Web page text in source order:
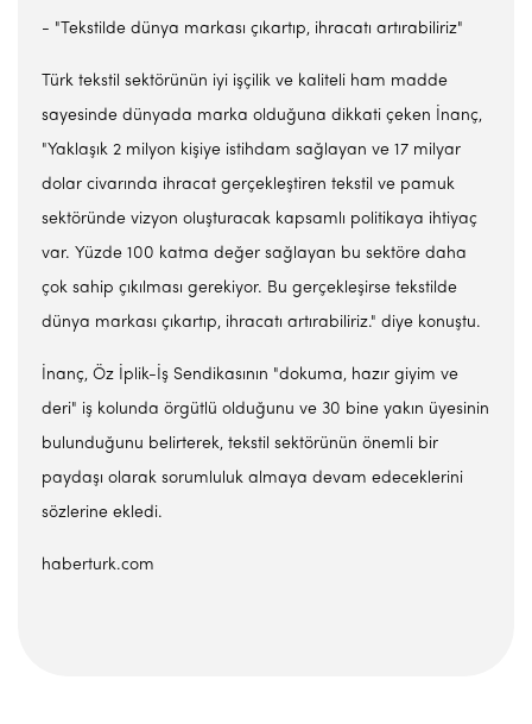
- "Tekstilde dünya markası çıkartıp, ihracatı artırabiliriz"
Türk tekstil sektörünün iyi işçilik ve kaliteli ham madde
sayesinde dünyada marka olduğuna dikkati çeken İnanç,
"Yaklaşık 2 milyon kişiye istihdam sağlayan ve 17 milyar
dolar civarında ihracat gerçekleştiren tekstil ve pamuk
sektöründe vizyon oluşturacak kapsamlı politikaya ihtiyaç
var. Yüzde 100 katma değer sağlayan bu sektöre daha
çok sahip çıkılması gerekiyor. Bu gerçekleşirse tekstilde
dünya markası çıkartıp, ihracatı artırabiliriz." diye konuştu.
İnanç, Öz İplik-İş Sendikasının "dokuma, hazır giyim ve
deri" iş kolunda örgütlü olduğunu ve 30 bine yakın üyesinin
bulunduğunu belirterek, tekstil sektörünün önemli bir
paydaşı olarak sorumluluk almaya devam edeceklerini
sözlerine ekledi.
haberturk.com